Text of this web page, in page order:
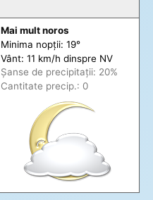
Mai mult noros
Minima nopții: 19°
Vânt: 11 km/h dinspre NV
Șanse de precipitații: 20%
Cantitate precip.: 0